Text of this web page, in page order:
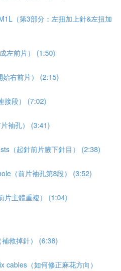
（第3部分：左扭加上針&左扭加
左前片） (1:50)
右前片） (2:15)
接段） (7:02)
袖孔） (3:41)
（起針前片腋下針目） (2:38)
（前片袖孔第8段） (3:52)
片主體重複） (1:04)
救掉針） (6:38)
cables（如何修正麻花方向）